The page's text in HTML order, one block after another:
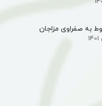
به صفراوی مزاجان